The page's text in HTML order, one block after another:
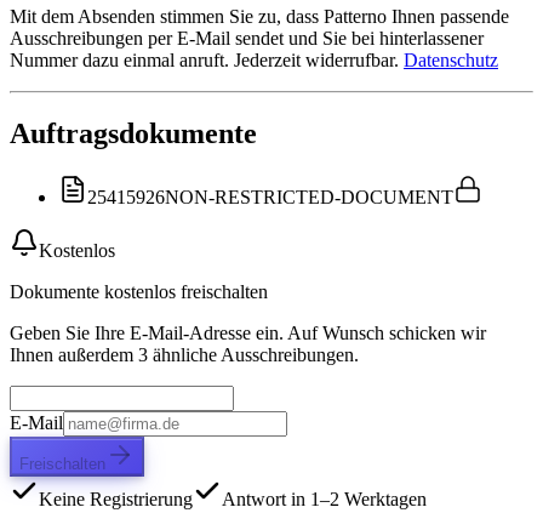
Mit dem Absenden stimmen Sie zu, dass Patterno Ihnen passende
Ausschreibungen per E-Mail sendet und Sie bei hinterlassener
Nummer dazu einmal anruft. Jederzeit widerrufbar. Datenschutz
Auftragsdokumente
25415926NON-RESTRICTED-DOCUMENT
Kostenlos
Dokumente kostenlos freischalten
Geben Sie Ihre E-Mail-Adresse ein. Auf Wunsch schicken wir
Ihnen außerdem 3 ähnliche Ausschreibungen.
E-Mail
Freischalten
Keine Registrierung
Antwort in 1–2 Werktagen